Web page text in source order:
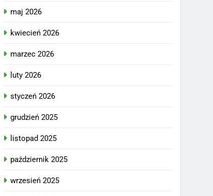
maj 2026
kwiecień 2026
marzec 2026
luty 2026
styczeń 2026
grudzień 2025
listopad 2025
październik 2025
wrzesień 2025